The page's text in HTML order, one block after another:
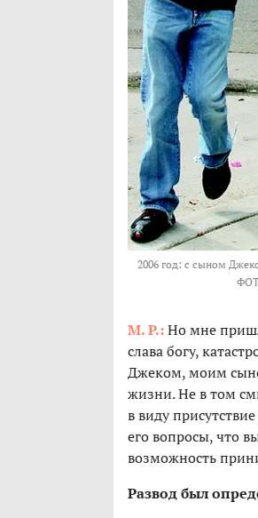
2006 год: с сыном
М. Р.:Но мне
слава богу,
Джеком, моим
жизни. Не в том
в виду
его вопросы, что
возможность
Развод был